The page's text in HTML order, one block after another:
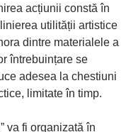
acțiunii constă în
utilității artistice
dintre materialele a
întrebuințare se
adesea la chestiuni
limitate în timp.
va fi organizată în